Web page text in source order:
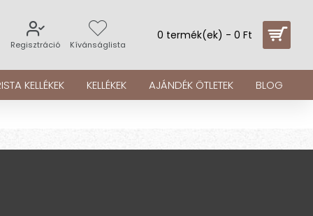
Regisztráció Kívánságlista
0 termék(ek) - 0 Ft
KELLÉKEK KELLÉKEK AJÁNDÉK ÖTLETEK BLOG